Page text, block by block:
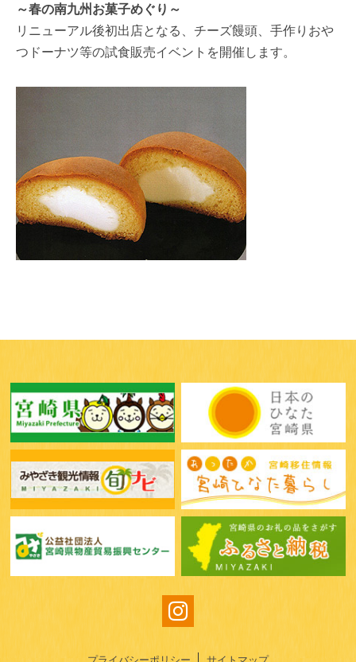
～春の南九州お菓子めぐり～
リニューアル後初出店となる、チーズ饅頭、手作りおや
つドーナツ等の試食販売イベントを開催します。